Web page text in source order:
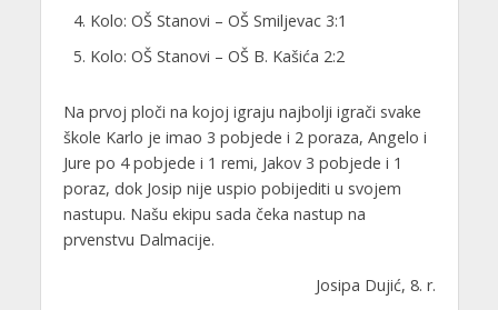
Kolo: OŠ Stanovi – OŠ Smiljevac 3:1
Kolo: OŠ Stanovi – OŠ B. Kašića 2:2
Na prvoj ploči na kojoj igraju najbolji igrači svake
škole Karlo je imao 3 pobjede i 2 poraza, Angelo i
Jure po 4 pobjede i 1 remi, Jakov 3 pobjede i 1
poraz, dok Josip nije uspio pobijediti u svojem
nastupu. Našu ekipu sada čeka nastup na
prvenstvu Dalmacije.
Josipa Dujić, 8. r.